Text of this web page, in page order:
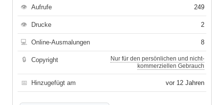
👁 Aufrufe 249
👁 Drucke 2
💻 Online-Ausmalungen 8
🔒 Copyright
Nur für den persönlichen und nicht-
kommerziellen Gebrauch
📅 Hinzugefügt am vor 12 Jahren